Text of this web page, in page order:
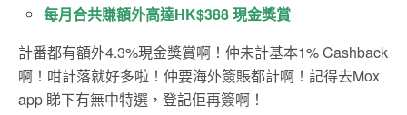
每月合共賺額外高達HK$388 現金獎賞
計番都有額外4.3%現金獎賞啊！仲未計基本1% Cashback
啊！咁計落就好多啦！仲要海外簽賬都計啊！記得去Mox
app 睇下有無中特選，登記佢再簽啊！